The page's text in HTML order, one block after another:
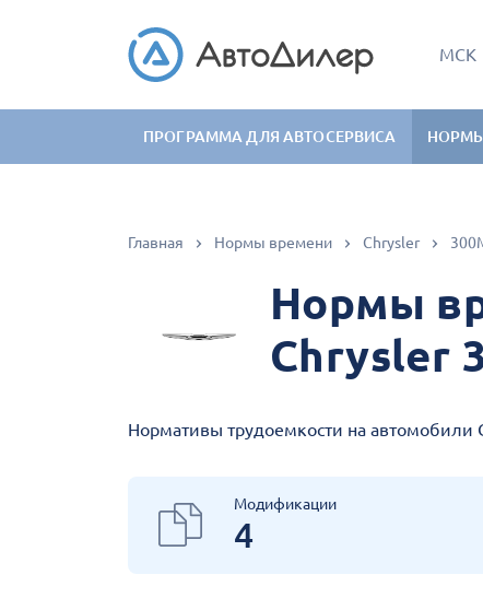
МСК
ПРОГРАММА ДЛЯ АВТОСЕРВИСА
Главная Нормы времени Chrysler
Нормы
Chrysler
Нормативы трудоемкости на автомобили
Модификации
4